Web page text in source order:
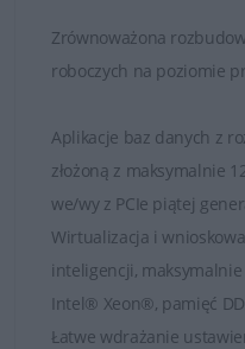
rozwiązania dla
dużych
Zrównoważona
roboczych na poziomie
Aplikacje baz danych z
złożoną z maksymalnie
we/wy z PCIe piątej
Wirtualizacja i
inteligencji,
Intel® Xeon®, pamięć
Łatwe wdrażanie